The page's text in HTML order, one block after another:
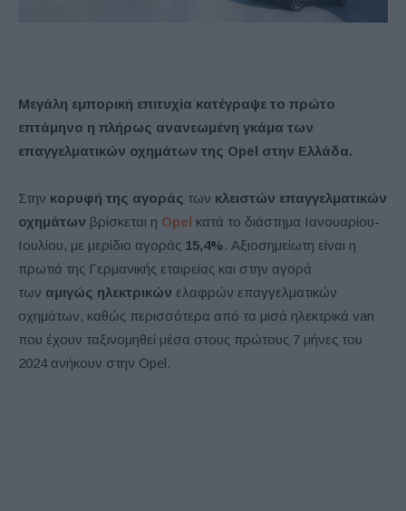
Μεγάλη εμπορική επιτυχία κατέγραψε το πρώτο
επτάμηνο η πλήρως ανανεωμένη γκάμα των
επαγγελματικών οχημάτων της Opel στην Ελλάδα.
Στην κορυφή της αγοράς των κλειστών επαγγελματικών
οχημάτων βρίσκεται η Opel κατά το διάστημα Ιανουαρίου-
Ιουλίου, με μερίδιο αγοράς 15,4%. Αξιοσημείωτη είναι η
πρωτιά της Γερμανικής εταιρείας και στην αγορά
των αμιγώς ηλεκτρικών ελαφρών επαγγελματικών
οχημάτων, καθώς περισσότερα από τα μισά ηλεκτρικά van
που έχουν ταξινομηθεί μέσα στους πρώτους 7 μήνες του
2024 ανήκουν στην Opel.